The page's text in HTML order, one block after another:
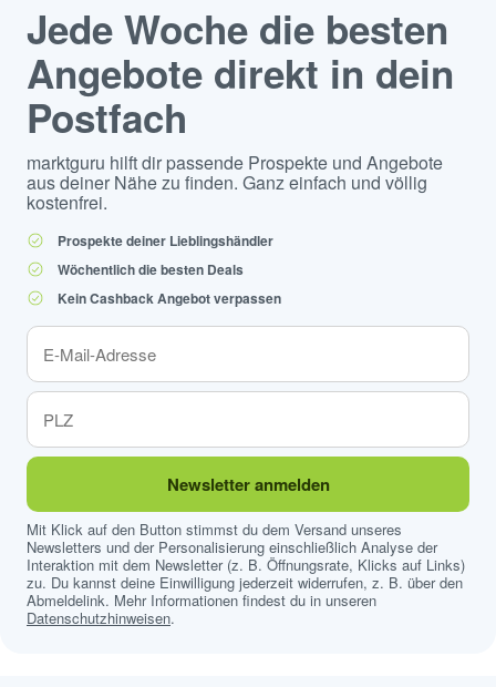
Jede Woche die besten
Angebote direkt in dein
Postfach
marktguru hilft dir passende Prospekte und Angebote
aus deiner Nähe zu finden. Ganz einfach und völlig
kostenfrei.
Prospekte deiner Lieblingshändler
Wöchentlich die besten Deals
Kein Cashback Angebot verpassen
Newsletter anmelden
Mit Klick auf den Button stimmst du dem Versand unseres
Newsletters und der Personalisierung einschließlich Analyse der
Interaktion mit dem Newsletter (z. B. Öffnungsrate, Klicks auf Links)
zu. Du kannst deine Einwilligung jederzeit widerrufen, z. B. über den
Abmeldelink. Mehr Informationen findest du in unseren
Datenschutzhinweisen.